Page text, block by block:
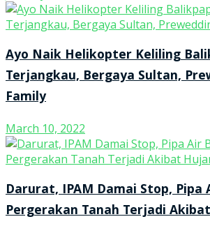
Ayo Naik Helikopter Keliling
Terjangkau, Bergaya Sultan,
Family
March 10, 2022
Darurat, IPAM Damai Stop, Pipa
Pergerakan Tanah Terjadi